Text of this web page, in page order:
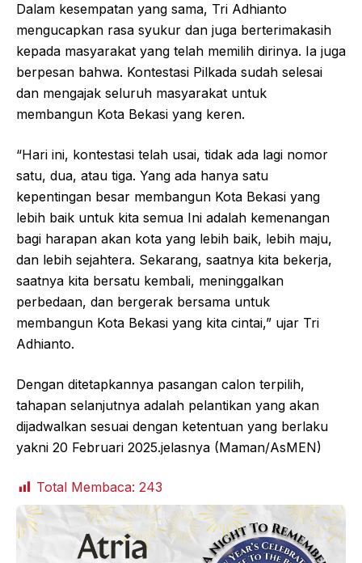
Dalam kesempatan yang sama, Tri Adhianto
mengucapkan rasa syukur dan juga berterimakasih
kepada masyarakat yang telah memilih dirinya. Ia juga
berpesan bahwa. Kontestasi Pilkada sudah selesai
dan mengajak seluruh masyarakat untuk
membangun Kota Bekasi yang keren.
“Hari ini, kontestasi telah usai, tidak ada lagi nomor
satu, dua, atau tiga. Yang ada hanya satu
kepentingan besar membangun Kota Bekasi yang
lebih baik untuk kita semua Ini adalah kemenangan
bagi harapan akan kota yang lebih baik, lebih maju,
dan lebih sejahtera. Sekarang, saatnya kita bekerja,
saatnya kita bersatu kembali, meninggalkan
perbedaan, dan bergerak bersama untuk
membangun Kota Bekasi yang kita cintai,” ujar Tri
Adhianto.
Dengan ditetapkannya pasangan calon terpilih,
tahapan selanjutnya adalah pelantikan yang akan
dijadwalkan sesuai dengan ketentuan yang berlaku
yakni 20 Februari 2025.jelasnya (Maman/AsMEN)
Total Membaca: 243